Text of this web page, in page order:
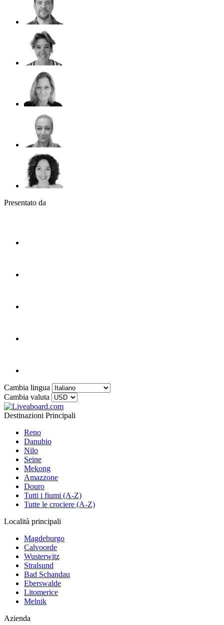
Presentato da
Cambia lingua
Cambia valuta
Destinazioni Principali
Reno
Danubio
Nilo
Seine
Mekong
Amazzone
Douro
Tutti i fiumi (A-Z)
Tutte le crociere (A-Z)
Località principali
Magdeburgo
Calvoorde
Wusterwitz
Stralsund
Bad Schandau
Eberswalde
Litomerice
Melnik
Azienda